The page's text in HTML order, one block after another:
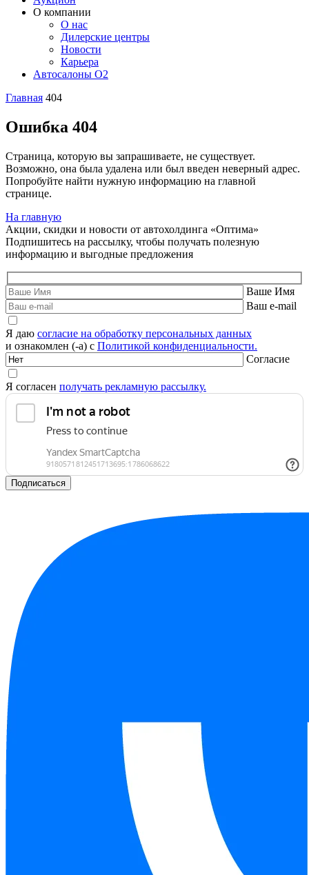
О компании
О нас
Дилерские центры
Новости
Карьера
Автосалоны O2
Главная 404
Ошибка 404
Страница, которую вы запрашиваете, не существует.
Возможно, она была удалена или был введен неверный адрес.
Попробуйте найти нужную информацию на главной
странице.
На главную
Акции, скидки и новости от автохолдинга «Оптима»
Подпишитесь на рассылку, чтобы получать полезную
информацию и выгодные предложения
Ваше Имя
Ваш e-mail
Я даю согласие на обработку персональных данных
и ознакомлен (-а) с Политикой конфиденциальности.
Согласие
Я согласен получать рекламную рассылку.